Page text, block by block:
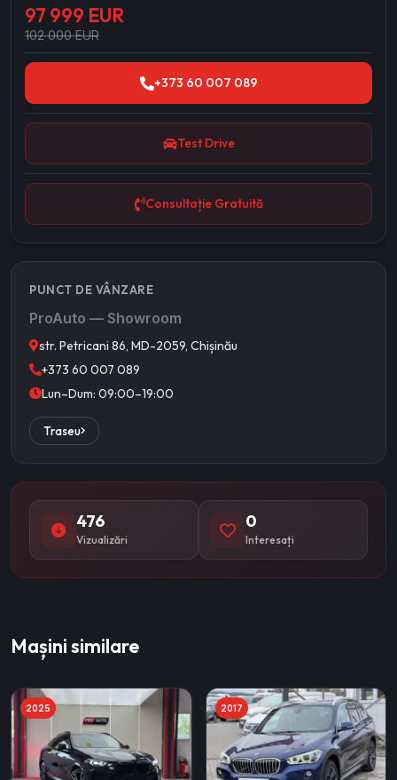
97 999 EUR
102 000 EUR
+373 60 007 089
Test Drive
Consultație Gratuită
PUNCT DE VÂNZARE
ProAuto — Showroom
str. Petricani 86, MD-2059, Chișinău
+373 60 007 089
Lun–Dum: 09:00–19:00
Traseu
476
Vizualizări
0
Interesați
Mașini similare
2025 2017